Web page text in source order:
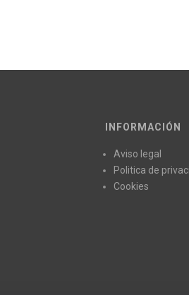
INFORMACIÓN
Aviso legal
Politica de
Cookies